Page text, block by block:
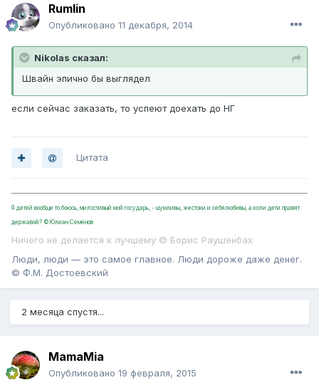
Rumlin
Опубликовано 11 декабря, 2014
Nikolas сказал:
Швайн эпично бы выглядел
если сейчас заказать, то успеют доехать до НГ
Цитата
Я детей вообще то боюсь, милостивый мой государь, - шумливы, жестоки и себялюбивы, а коли дети правят
державой? ©Юлиан Семёнов
Ничего не делается к лучшему © Борис Раушенбах
Люди, люди — это самое главное. Люди дороже даже денег.
© Ф.М. Достоевский
2 месяца спустя...
MamaMia
Опубликовано 19 февраля, 2015